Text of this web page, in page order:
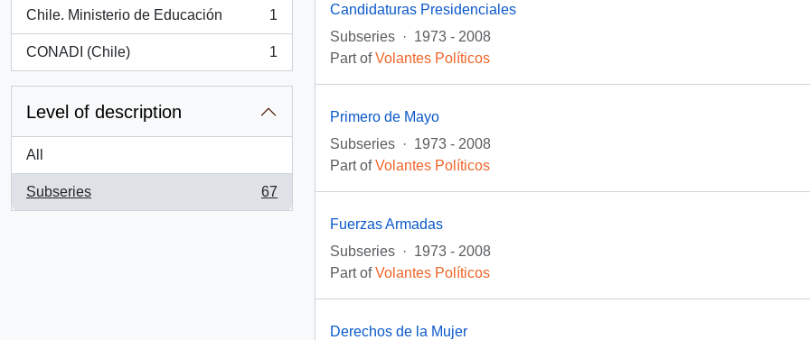
Chile. Ministerio de Educación
, 1 results
1
CONADI (Chile)
, 1 results
1
Level of description
All
Subseries
, 67 results
67
Candidaturas Presidenciales
Subseries · 1973 - 2008
Part ofVolantes Políticos
Primero de Mayo
Subseries · 1973 - 2008
Part ofVolantes Políticos
Fuerzas Armadas
Subseries · 1973 - 2008
Part ofVolantes Políticos
Derechos de la Mujer